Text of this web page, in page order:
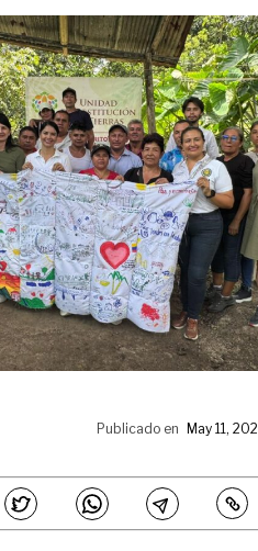
Publicado en May 11,